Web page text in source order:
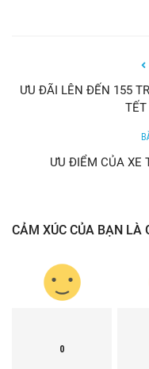
ƯU ĐÃI LÊN ĐẾN 155
TẾT
ƯU ĐIỂM CỦA XE
CẢM XÚC CỦA BẠN LÀ
0